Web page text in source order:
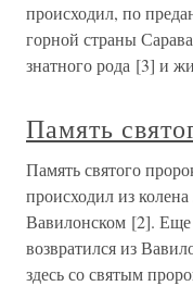
происходил, по
горной страны
знатного рода [3] и
Память
Память святого
происходил из
Вавилонском [2]. Еще
возвратился из
здесь со святым